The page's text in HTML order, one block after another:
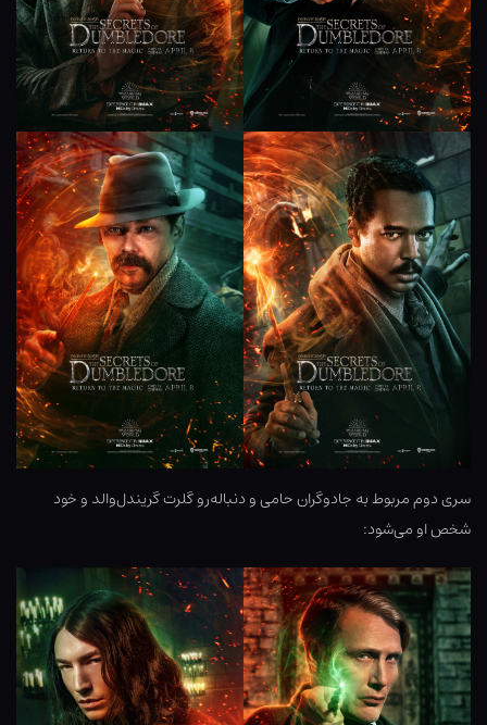
سری دوم مربوط به جادوگران حامی و دنباله‌رو گلرت گریندل‌والد و خود
شخص او می‌شود: